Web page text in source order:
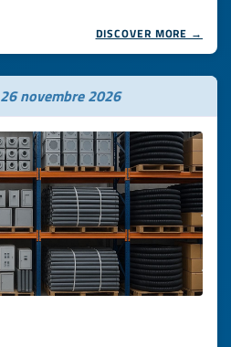
DISCOVER MORE →
26 novembre 2026